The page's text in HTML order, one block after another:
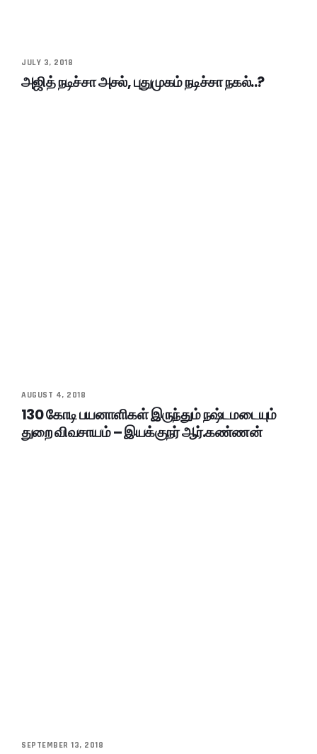
JULY 3, 2018
அஜித் நடிச்சா அசல், புதுமுகம் நடிச்சா நகல்..?
AUGUST 4, 2018
130 கோடி பயனாளிகள் இருந்தும் நஷ்டமடையும்
துறை விவசாயம் – இயக்குநர் ஆர்.கண்ணன்
SEPTEMBER 13, 2018